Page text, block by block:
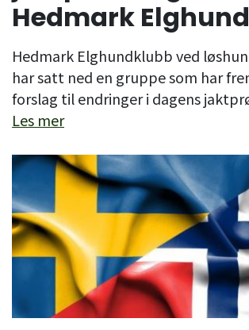
Hedmark
Hedmark Elghundklubb ved
har satt ned en gruppe som har
forslag til endringer i dagens
Les mer